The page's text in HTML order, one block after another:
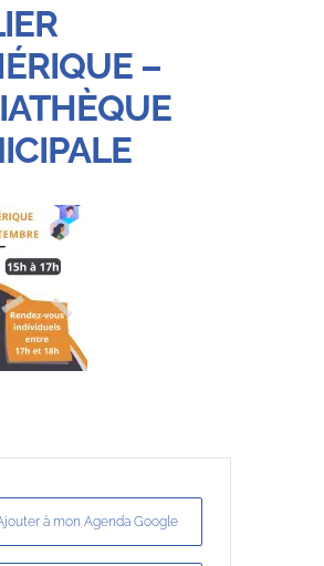
–
à mon Agenda Google